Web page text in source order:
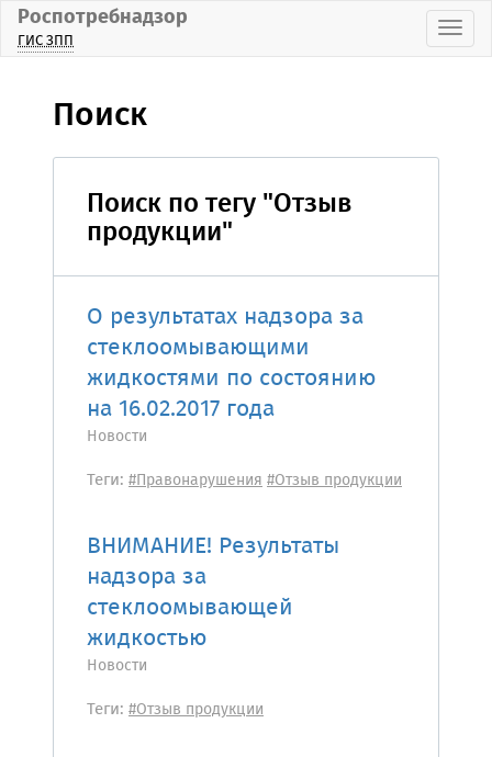
Роспотребнадзор
ГИС ЗПП
Поиск
Поиск по тегу "Отзыв
продукции"
О результатах надзора за
стеклоомывающими
жидкостями по состоянию
на 16.02.2017 года
Новости
Теги: #Правонарушения#Отзыв продукции
ВНИМАНИЕ! Результаты
надзора за
стеклоомывающей
жидкостью
Новости
Теги: #Отзыв продукции